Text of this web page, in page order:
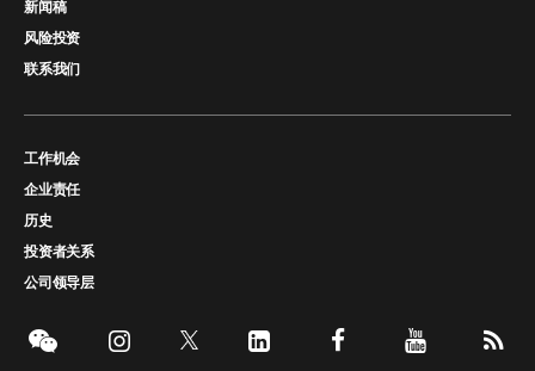
新闻稿
风险投资
联系我们
工作机会
企业责任
历史
投资者关系
公司领导层